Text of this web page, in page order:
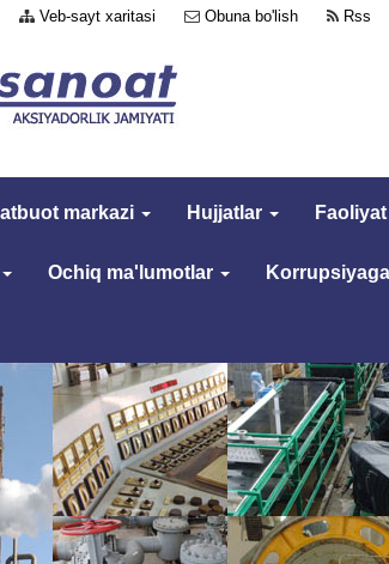
Veb-sayt xaritasi Obuna bo'lish Rss
markazi Hujjatlar Faoliyat
Ochiq ma'lumotlar